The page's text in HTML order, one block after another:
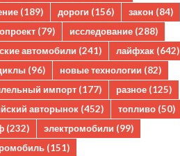
(189) дороги (156) закон (84)
(79) исследование (288)
автомобили (241) лайфхак (642)
(96) новые технологии (82)
импорт (177) разное (125)
авторынок (452) топливо (50)
(232) электромобили (99)
(151)